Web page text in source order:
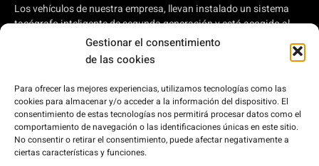
Gestionar el consentimiento
de las cookies
Para ofrecer las mejores experiencias, utilizamos tecnologías como las
cookies para almacenar y/o acceder a la información del dispositivo. El
consentimiento de estas tecnologías nos permitirá procesar datos como el
comportamiento de navegación o las identificaciones únicas en este sitio.
No consentir o retirar el consentimiento, puede afectar negativamente a
ciertas características y funciones.
Los vehículos de nuestra empresa, llevan instalado un sistema
tacógrafo inteligente de segunda generación y está acogido al
plan de ayudas a autónomos y pymes para modernizar el
transporte por carretera, regulado en el Real Decreto 902/2022,
de 25 de octubre, por el que se aprueba la concesión directa, a las
comunidades autónomas y a las ciudades de Ceuta y Melilla, de
ayudas para la modernización de empresas privadas de
transporte de viajeros prestadoras de servicios de transporte por
carretera y de empresas privadas que intervienen en el transporte
de mercancías por carretera, en el marco del Plan de
Recuperación, Transformación y Resiliencia, financiado por la